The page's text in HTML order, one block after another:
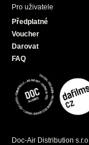
Pro uživatele
Předplatné
Voucher
Darovat
FAQ
Doc-Air Distribution s.r.o.